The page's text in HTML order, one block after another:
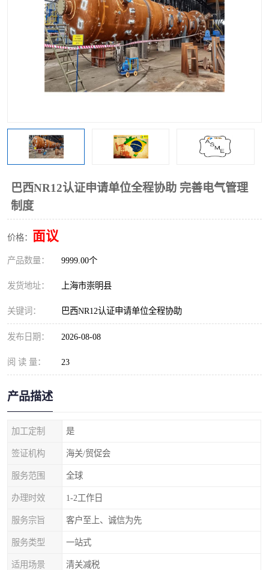
巴西NR12认证申请单位全程协助 完善电气管理
制度
价格： 面议
产品数量： 9999.00个
发货地址： 上海市崇明县
关键词： 巴西NR12认证申请单位全程协助
发布日期： 2026-08-08
阅 读 量： 23
产品描述
加工定制 是
签证机构 海关/贸促会
服务范围 全球
办理时效 1-2工作日
服务宗旨 客户至上、诚信为先
服务类型 一站式
适用场景 清关减税